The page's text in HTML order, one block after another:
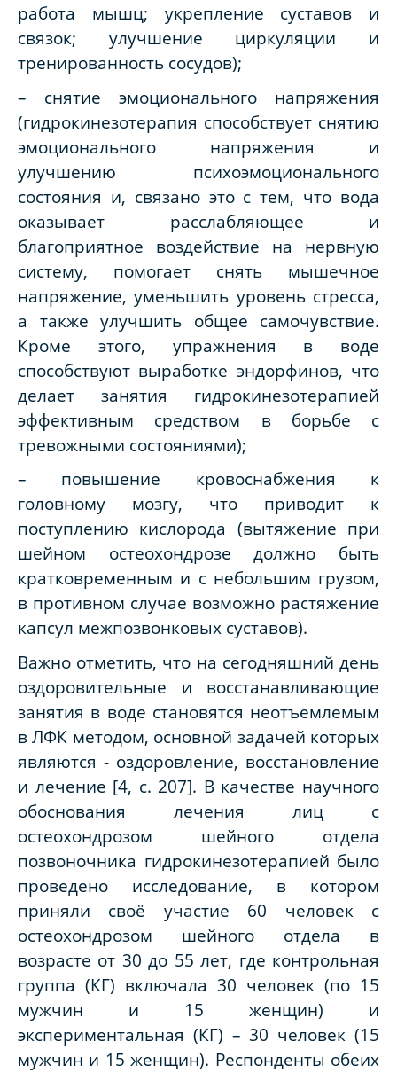
работа мышц; укрепление суставов и
связок; улучшение циркуляции и
тренированность сосудов);
– снятие эмоционального напряжения
(гидрокинезотерапия способствует снятию
эмоционального напряжения и
улучшению психоэмоционального
состояния и, связано это с тем, что вода
оказывает расслабляющее и
благоприятное воздействие на нервную
систему, помогает снять мышечное
напряжение, уменьшить уровень стресса,
а также улучшить общее самочувствие.
Кроме этого, упражнения в воде
способствуют выработке эндорфинов, что
делает занятия гидрокинезотерапией
эффективным средством в борьбе с
тревожными состояниями);
– повышение кровоснабжения к
головному мозгу, что приводит к
поступлению кислорода (вытяжение при
шейном остеохондрозе должно быть
кратковременным и с небольшим грузом,
в противном случае возможно растяжение
капсул межпозвонковых суставов).
Важно отметить, что на сегодняшний день
оздоровительные и восстанавливающие
занятия в воде становятся неотъемлемым
в ЛФК методом, основной задачей которых
являются - оздоровление, восстановление
и лечение [4, с. 207]. В качестве научного
обоснования лечения лиц с
остеохондрозом шейного отдела
позвоночника гидрокинезотерапией было
проведено исследование, в котором
приняли своё участие 60 человек с
остеохондрозом шейного отдела в
возрасте от 30 до 55 лет, где контрольная
группа (КГ) включала 30 человек (по 15
мужчин и 15 женщин) и
экспериментальная (КГ) – 30 человек (15
мужчин и 15 женщин). Респонденты обеих